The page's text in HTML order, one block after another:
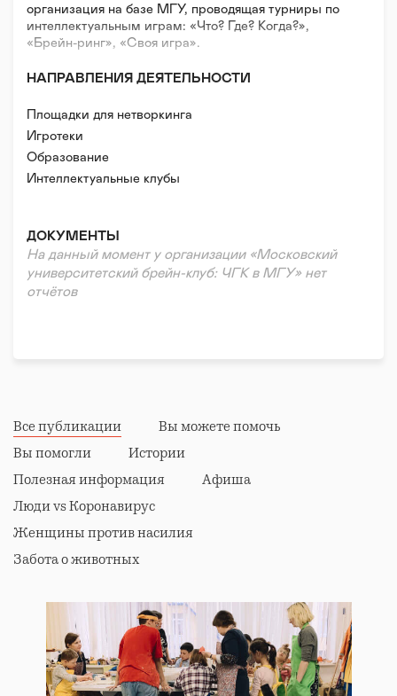
организация на базе МГУ, проводящая турниры по
интеллектуальным играм: «Что? Где? Когда?»,
«Брейн-ринг», «Своя игра».
НАПРАВЛЕНИЯ ДЕЯТЕЛЬНОСТИ
Площадки для нетворкинга
Игротеки
Образование
Интеллектуальные клубы
ДОКУМЕНТЫ
На данный момент у организации «Московский
университетский брейн-клуб: ЧГК в МГУ» нет
отчётов
Все публикации
Вы можете помочь
Вы помогли
Истории
Полезная информация
Афиша
Люди vs Коронавирус
Женщины против насилия
Забота о животных